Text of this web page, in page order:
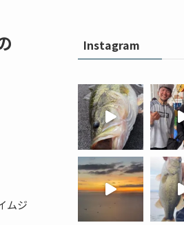
ムジ
Instagram